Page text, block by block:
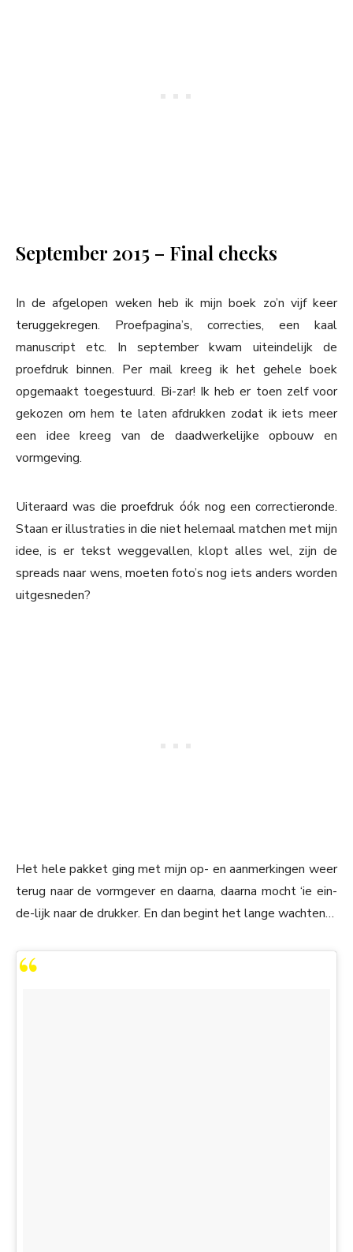
September 2015 – Final checks
In de afgelopen weken heb ik mijn boek zo’n vijf keer
teruggekregen. Proefpagina’s, correcties, een kaal
manuscript etc. In september kwam uiteindelijk de
proefdruk binnen. Per mail kreeg ik het gehele boek
opgemaakt toegestuurd. Bi-zar! Ik heb er toen zelf voor
gekozen om hem te laten afdrukken zodat ik iets meer
een idee kreeg van de daadwerkelijke opbouw en
vormgeving.
Uiteraard was die proefdruk óók nog een correctieronde.
Staan er illustraties in die niet helemaal matchen met mijn
idee, is er tekst weggevallen, klopt alles wel, zijn de
spreads naar wens, moeten foto’s nog iets anders worden
uitgesneden?
Het hele pakket ging met mijn op- en aanmerkingen weer
terug naar de vormgever en daarna, daarna mocht ‘ie ein-
de-lijk naar de drukker. En dan begint het lange wachten…